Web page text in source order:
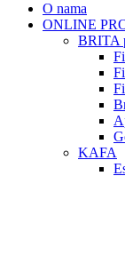
O nama
ONLINE
BRITA
KAFA